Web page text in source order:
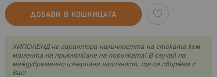
ДОБАВИ В КОШНИЦАТА
XИПОЛЕНД не гарантира наличността на стоката към
момента на приключване на поръчката! В случай на
междувременно изчерпана наличност, ще се свържем с
Вас!